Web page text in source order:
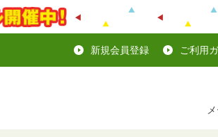
新規会員登録 ご利用